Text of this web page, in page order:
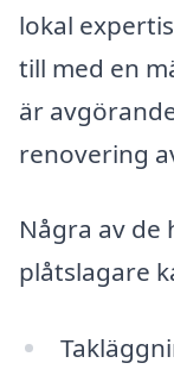
lokal
till med en
är
renovering
Några av de
plåtslagare